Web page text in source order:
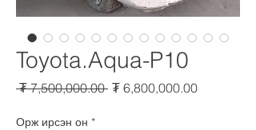
Toyota.Aqua-P10
₮ 7,500,000.00 Regular
₮ 6,800,000.00Sale
Орж ирсэн он *